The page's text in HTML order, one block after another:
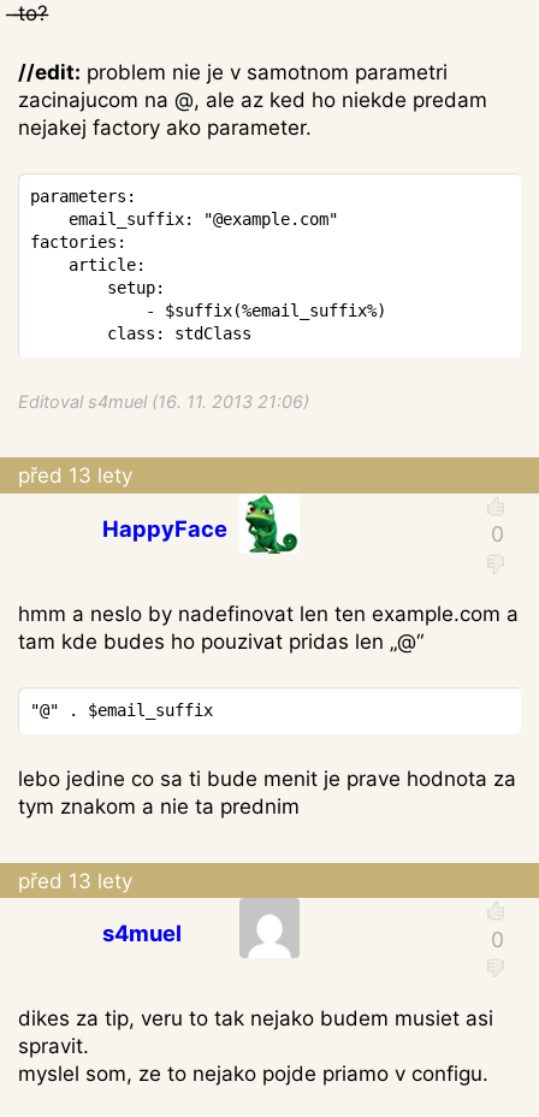
̶t̶o̶?̶
//edit: problem nie je v samotnom parametri
zacinajucom na @, ale az ked ho niekde predam
nejakej factory ako parameter.
parameters :
	email_suffix
:
"@example.com"
factories :
	article
:
		setup
:
-
$suffix(%email_suffix%)
class :
Editoval s4muel (16. 11. 2013 21:06)
před 13 lety
HappyFace
hmm a neslo by nadefinovat len ten example.com a
tam kde budes ho pouzivat pridas len „@“
lebo jedine co sa ti bude menit je prave hodnota za
tym znakom a nie ta prednim
před 13 lety
s4muel
dikes za tip, veru to tak nejako budem musiet asi
spravit.
myslel som, ze to nejako pojde priamo v configu.